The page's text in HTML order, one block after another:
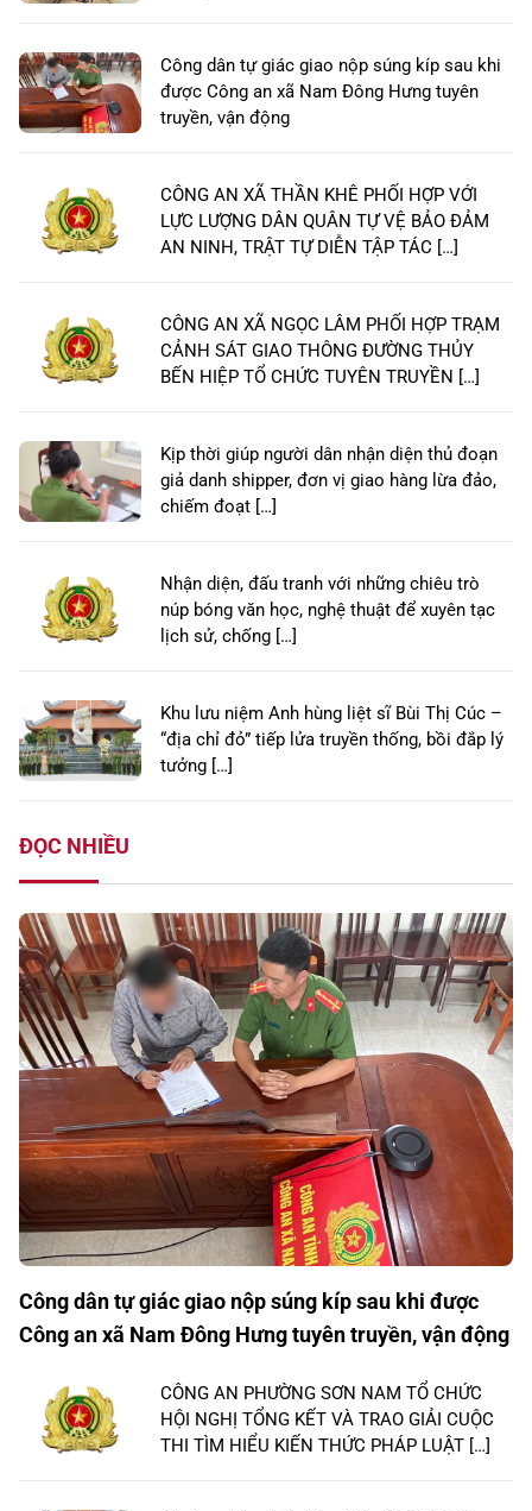
Công dân tự giác giao nộp súng kíp sau khi
được Công an xã Nam Đông Hưng tuyên
truyền, vận động
CÔNG AN XÃ THẦN KHÊ PHỐI HỢP VỚI
LỰC LƯỢNG DÂN QUÂN TỰ VỆ BẢO ĐẢM
AN NINH, TRẬT TỰ DIỄN TẬP TÁC […]
CÔNG AN XÃ NGỌC LÂM PHỐI HỢP TRẠM
CẢNH SÁT GIAO THÔNG ĐƯỜNG THỦY
BẾN HIỆP TỔ CHỨC TUYÊN TRUYỀN […]
Kịp thời giúp người dân nhận diện thủ đoạn
giả danh shipper, đơn vị giao hàng lừa đảo,
chiếm đoạt […]
Nhận diện, đấu tranh với những chiêu trò
núp bóng văn học, nghệ thuật để xuyên tạc
lịch sử, chống […]
Khu lưu niệm Anh hùng liệt sĩ Bùi Thị Cúc –
“địa chỉ đỏ” tiếp lửa truyền thống, bồi đắp lý
tưởng […]
ĐỌC NHIỀU
Công dân tự giác giao nộp súng kíp sau khi được
Công an xã Nam Đông Hưng tuyên truyền, vận động
CÔNG AN PHƯỜNG SƠN NAM TỔ CHỨC
HỘI NGHỊ TỔNG KẾT VÀ TRAO GIẢI CUỘC
THI TÌM HIỂU KIẾN THỨC PHÁP LUẬT […]